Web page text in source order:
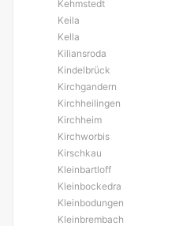
Kehmstedt
Keila
Kella
Kiliansroda
Kindelbrück
Kirchgandern
Kirchheilingen
Kirchheim
Kirchworbis
Kirschkau
Kleinbartloff
Kleinbockedra
Kleinbodungen
Kleinbrembach